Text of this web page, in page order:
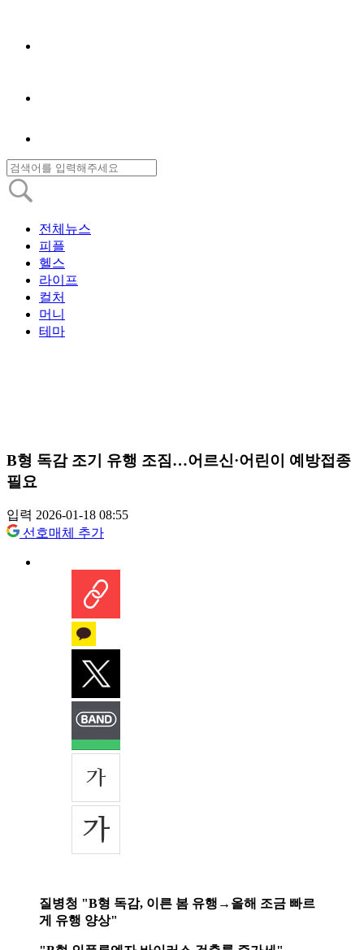
전체뉴스
피플
헬스
라이프
컬처
머니
테마
B형 독감 조기 유행 조짐…어르신·어린이 예방접종
필요
입력 2026-01-18 08:55
선호매체 추가
질병청 "B형 독감, 이른 봄 유행→올해 조금 빠르
게 유행 양상"